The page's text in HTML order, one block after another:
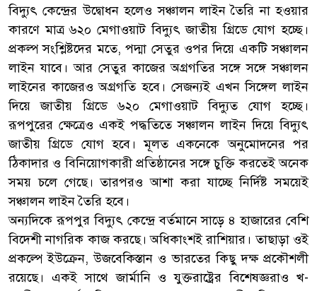
বিদ্যুৎ কেন্দ্রের উদ্বোধন হলেও সঞ্চালন লাইন তৈরি না হওয়ার
কারণে মাত্র ৬২০ মেগাওয়াট বিদ্যুৎ জাতীয় গ্রিডে যোগ হচ্ছে।
প্রকল্প সংশ্লিষ্টদের মতে, পদ্মা সেতুর ওপর দিয়ে একটি সঞ্চালন
লাইন যাবে। আর সেতুর কাজের অগ্রগতির সঙ্গে সঙ্গে সঞ্চালন
লাইনের কাজেরও অগ্রগতি হবে। সেজন্যই এখন সিঙ্গেল লাইন
দিয়ে জাতীয় গ্রিডে ৬২০ মেগাওয়াট বিদ্যুত যোগ হচ্ছে।
রূপপুরের ক্ষেত্রেও একই পদ্ধতিতে সঞ্চালন লাইন দিয়ে বিদ্যুৎ
জাতীয় গ্রিডে যোগ হবে। মূলত একনেকে অনুমোদনের পর
ঠিকাদার ও বিনিয়োগকারী প্রতিষ্ঠানের সঙ্গে চুক্তি করতেই অনেক
সময় চলে গেছে। তারপরও আশা করা যাচ্ছে নির্দিষ্ট সময়েই
সঞ্চালন লাইন তৈরি হবে।
অন্যদিকে রূপপুর বিদ্যুৎ কেন্দ্রে বর্তমানে সাড়ে ৪ হাজারের বেশি
বিদেশী নাগরিক কাজ করছে। অধিকাংশই রাশিয়ার। তাছাড়া ওই
প্রকল্পে ইউক্রেন, উজবেকিস্তান ও ভারতের কিছু দক্ষ প্রকৌশলী
রয়েছে। একই সাথে জার্মানি ও যুক্তরাষ্ট্রের বিশেষজ্ঞরাও খ-